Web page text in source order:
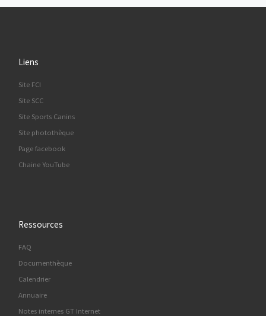
Liens
Site FCI
Site SCC
Site Sports Canins
Site photothèque
Page facebook
Chaine YouTube
Ressources
FAQ
Documenthèque
Calendrier
Annuaire
Notes internes GT Internet